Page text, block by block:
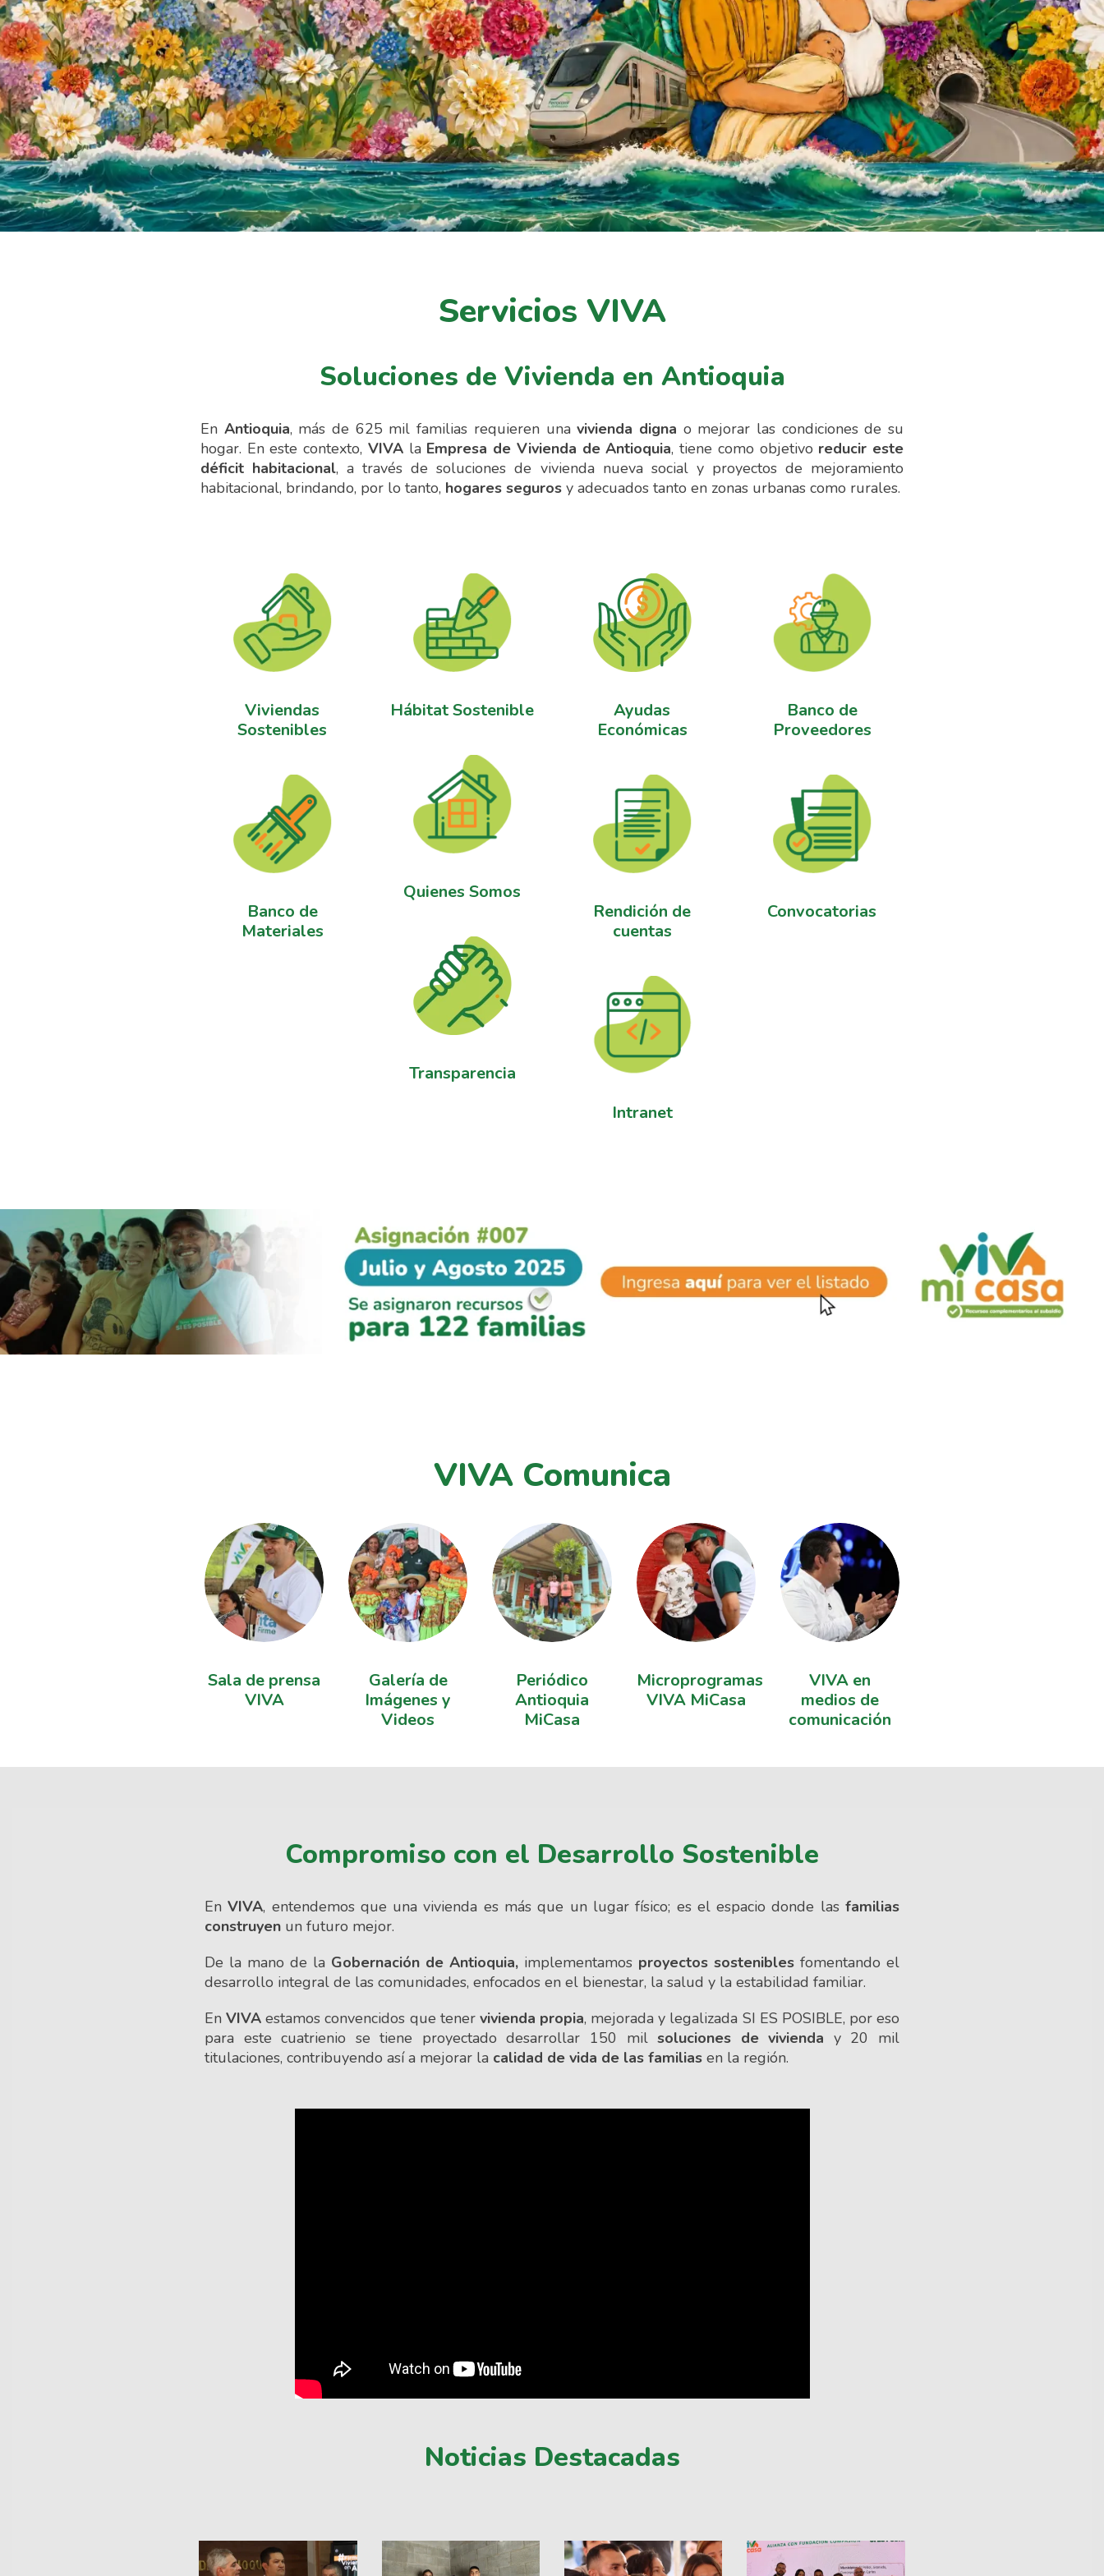
Servicios VIVA
Soluciones de Vivienda en Antioquia
En Antioquia, más de 625 mil familias requieren unavivienda digna o mejorar las condiciones de su
hogar. En este contexto, VIVAla Empresa de Vivienda de Antioquia, tiene como objetivo reducir este
déficit habitacional, a través de soluciones de vivienda nueva social y proyectos de mejoramiento
habitacional, brindando, por lo tanto, hogares seguros y adecuados tanto en zonas urbanas como rurales.
Viviendas
Sostenibles
Banco de
Materiales
Hábitat Sostenible
Quienes Somos
Transparencia
Ayudas
Económicas
Rendición de
cuentas
Intranet
Banco de
Proveedores
Convocatorias
VIVA Comunica
Sala de prensa
VIVA
Galería de
Imágenes y
Videos
Periódico
Antioquia
MiCasa
Microprogramas
VIVA MiCasa
VIVA en
medios de
comunicación
Compromiso con el Desarrollo Sostenible
EnVIVA, entendemos que una vivienda es más que un lugar físico; es el espacio donde lasfamilias
construyen un futuro mejor.
De la mano de la Gobernación de Antioquia, implementamos proyectos sostenibles fomentando el
desarrollo integral de las comunidades, enfocados en el bienestar, la salud y la estabilidad familiar.
EnVIVA estamos convencidos que tenervivienda propia, mejorada y legalizada SI ES POSIBLE, por eso
para este cuatrienio se tiene proyectado desarrollar 150 milsoluciones de vivienda y 20 mil
titulaciones, contribuyendo así a mejorar la calidad de vida de las familias en la región.
Noticias Destacadas